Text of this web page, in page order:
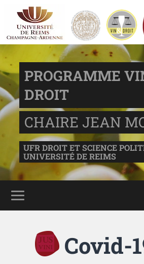
PROGRAMME
DROIT
CHAIRE JEAN
UFR DROIT ET SCIENCE
UNIVERSITÉ DE REIMS
Covid-